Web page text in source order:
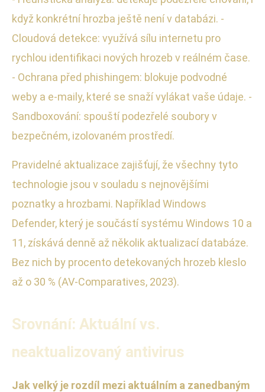
když konkrétní hrozba ještě není v databázi. -
Cloudová detekce: využívá sílu internetu pro
rychlou identifikaci nových hrozeb v reálném čase.
- Ochrana před phishingem: blokuje podvodné
weby a e-maily, které se snaží vylákat vaše údaje. -
Sandboxování: spouští podezřelé soubory v
bezpečném, izolovaném prostředí.
Pravidelné aktualizace zajišťují, že všechny tyto
technologie jsou v souladu s nejnovějšími
poznatky a hrozbami. Například Windows
Defender, který je součástí systému Windows 10 a
11, získává denně až několik aktualizací databáze.
Bez nich by procento detekovaných hrozeb kleslo
až o 30 % (AV-Comparatives, 2023).
Srovnání: Aktuální vs.
neaktualizovaný antivirus
Jak velký je rozdíl mezi aktuálním a zanedbaným